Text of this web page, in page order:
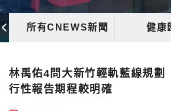
所有CNEWS新聞 健康
林禹佑4問大新竹輕軌藍線規
行性報告期程較明確